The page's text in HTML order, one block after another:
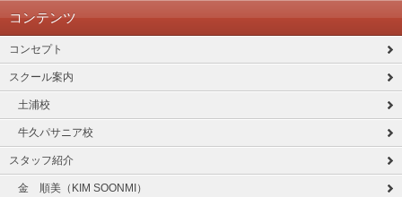
コンテンツ
コンセプト
スクール案内
土浦校
牛久パサニア校
スタッフ紹介
金 順美（KIM SOONMI）